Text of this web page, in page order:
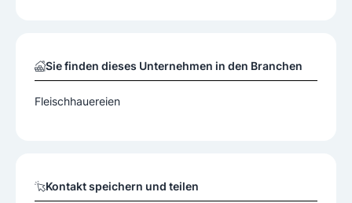
Sie finden dieses Unternehmen in den Branchen
Fleischhauereien
Kontakt speichern und teilen